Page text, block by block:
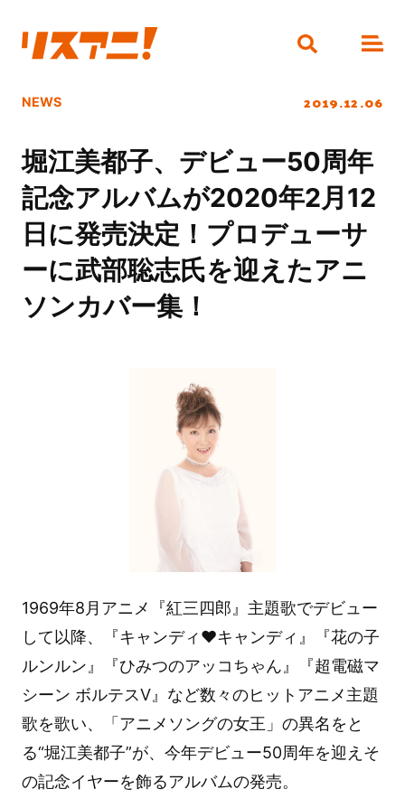
NEWS 2019.12.06
堀江美都子、デビュー50周年
記念アルバムが2020年2月12
日に発売決定！プロデューサ
ーに武部聡志氏を迎えたアニ
ソンカバー集！
1969年8月アニメ『紅三四郎』主題歌でデビュー
して以降、『キャンディ♥キャンディ』『花の子
ルンルン』『ひみつのアッコちゃん』『超電磁マ
シーン ボルテスV』など数々のヒットアニメ主題
歌を歌い、「アニメソングの女王」の異名をと
る“堀江美都子”が、今年デビュー50周年を迎えそ
の記念イヤーを飾るアルバムの発売。